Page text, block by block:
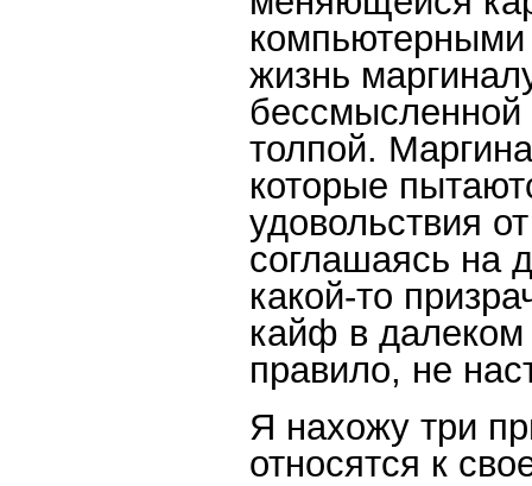
компьютерными
жизнь
бессмысленной
толпой.
которые
удовольствия
соглашаясь на
какой-то
кайф в далеком
правило, не
Я нахожу три
относятся к